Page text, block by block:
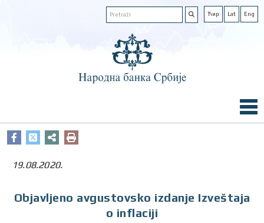
Ћир Lat Eng
19.08.2020.
Objavljeno avgustovsko izdanje Izveštaja
o inflaciji